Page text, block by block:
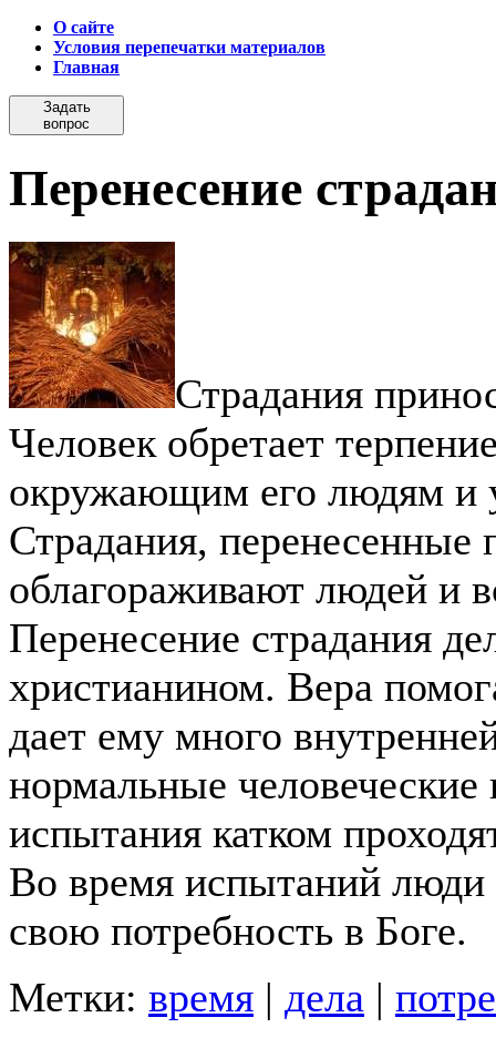
О сайте
Условия перепечатки материалов
Главная
Задать
вопрос
Перенесение
Страдания
Человек обретает
окружающим его людям и
Страдания, перенесенные
облагораживают людей и
Перенесение страдания
христианином. Вера
дает ему много
нормальные
испытания катком
Во время испытаний
свою потребность в Боге.
Метки: время | дела |